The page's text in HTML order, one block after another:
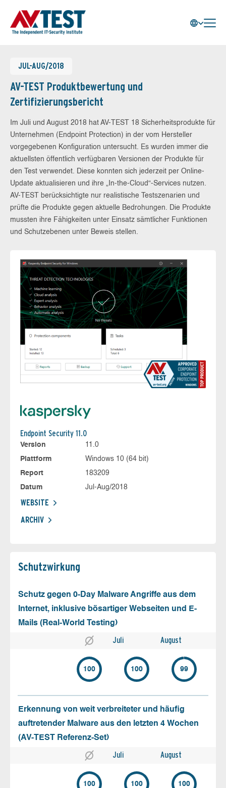
JUL-AUG/2018
AV-TEST Produktbewertung und
Zertifizierungsbericht
Im Juli und August 2018 hat AV-TEST 18 Sicherheitsprodukte für
Unternehmen (Endpoint Protection) in der vom Hersteller
vorgegebenen Konfiguration untersucht. Es wurden immer die
aktuellsten öffentlich verfügbaren Versionen der Produkte für
den Test verwendet. Diese konnten sich jederzeit per Online-
Update aktualisieren und ihre „In-the-Cloud“-Services nutzen.
AV-TEST berücksichtigte nur realistische Testszenarien und
prüfte die Produkte gegen aktuelle Bedrohungen. Die Produkte
mussten ihre Fähigkeiten unter Einsatz sämtlicher Funktionen
und Schutzebenen unter Beweis stellen.
Endpoint Security 11.0
Version
11.0
Plattform
Windows 10 (64 bit)
Report
183209
Datum
Jul-Aug/2018
WEBSITE
ARCHIV
Schutz­wirkung
Schutz gegen 0-Day Malware Angriffe aus dem
Internet, inklusive bösartiger Webseiten und E-
Mails (Real-World Testing)
Juli August
100 100 99
Erkennung von weit verbreiteter und häufig
auftretender Malware aus den letzten 4 Wochen
(AV-TEST Referenz-Set)
Juli August
100 100 100